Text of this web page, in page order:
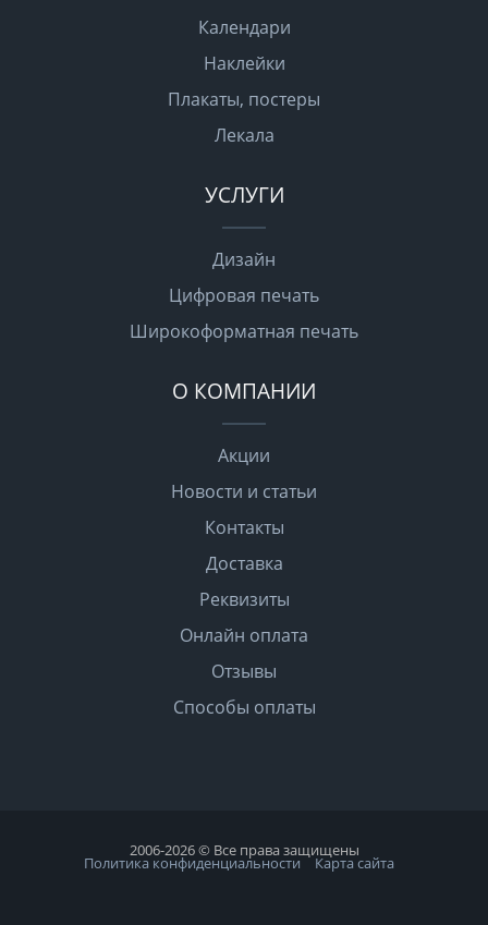
Календари
Наклейки
Плакаты, постеры
Лекала
УСЛУГИ
Дизайн
Цифровая печать
Широкоформатная печать
О КОМПАНИИ
Акции
Новости и статьи
Контакты
Доставка
Реквизиты
Онлайн оплата
Отзывы
Способы оплаты
2006-2026 © Все права защищены
Политика конфиденциальности Карта сайта